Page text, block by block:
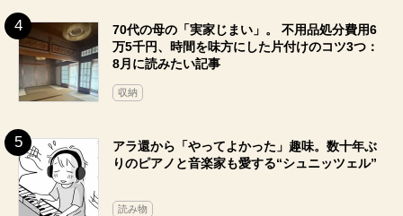
70代の母の「実家じまい」。 不用品処分費用6
万5千円、時間を味方にした片付けのコツ3つ：
8月に読みたい記事
収納
アラ還から「やってよかった」趣味。数十年ぶ
りのピアノと音楽家も愛する“シュニッツェル”
読み物